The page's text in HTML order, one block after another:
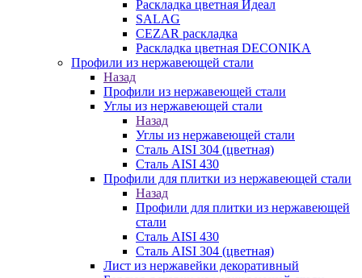
Раскладка цветная Идеал
SALAG
CEZAR раскладка
Раскладка цветная DECONIKA
Профили из нержавеющей стали
Назад
Профили из нержавеющей стали
Углы из нержавеющей стали
Назад
Углы из нержавеющей стали
Сталь AISI 304 (цветная)
Сталь AISI 430
Профили для плитки из нержавеющей стали
Назад
Профили для плитки из нержавеющей
стали
Сталь AISI 430
Сталь AISI 304 (цветная)
Лист из нержавейки декоративный